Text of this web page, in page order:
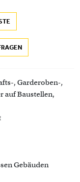
, Garderoben-,
auf Baustellen,
Gebäuden